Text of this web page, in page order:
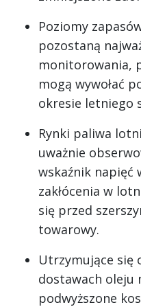
Poziomy
pozostaną
monitorowania,
mogą wywołać
okresie letniego
Rynki paliwa
uważnie
wskaźnik napięć
zakłócenia w
się przed
towarowy.
Utrzymujące się
dostawach oleju
podwyższone